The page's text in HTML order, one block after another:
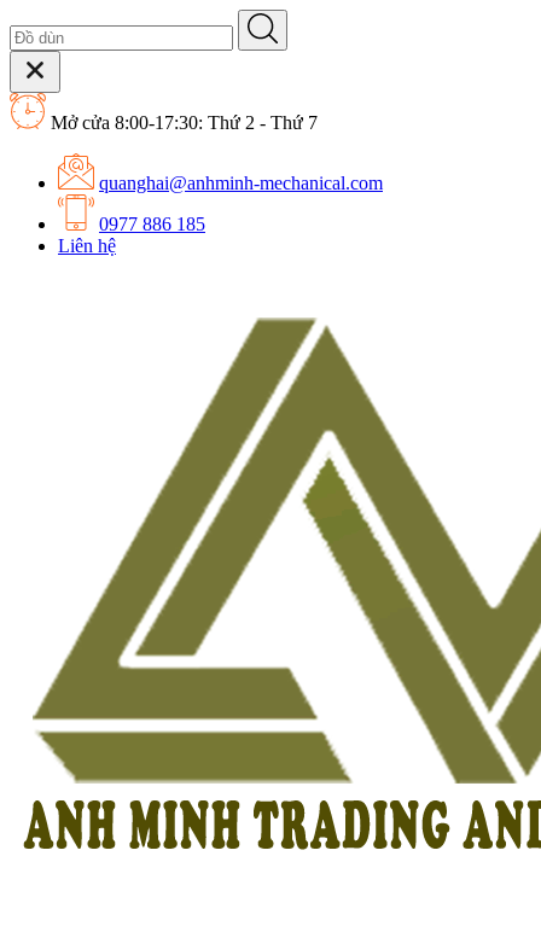
Mở cửa 8:00-17:30: Thứ 2 - Thứ 7
quanghai@anhminh-mechanical.com
0977 886 185
Liên hệ